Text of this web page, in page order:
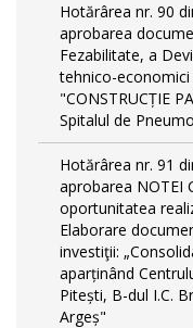
Hotărârea nr. 90
aprobarea
Fezabilitate, a
tehnico-
"CONSTRUCȚIE
Spitalul de
Hotărârea nr. 91
aprobarea NOTEI
oportunitatea
Elaborare
investiţii:
aparținând
Pitești, B-dul I.C.
Argeș"